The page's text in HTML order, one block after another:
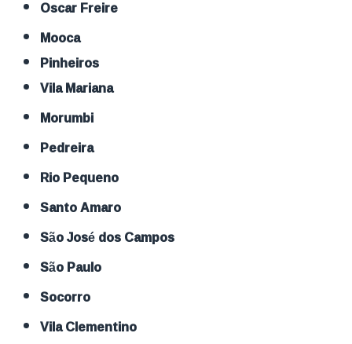
Oscar Freire
Mooca
Pinheiros
Vila Mariana
Morumbi
Pedreira
Rio Pequeno
Santo Amaro
São José dos Campos
São Paulo
Socorro
Vila Clementino